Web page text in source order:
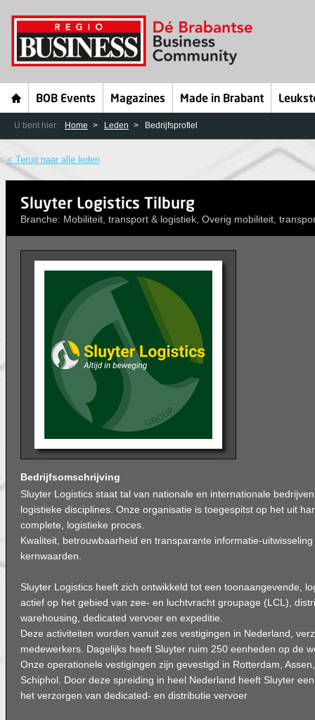
BOB Events Magazines Made in Brabant
U bent hier: Home Leden Bedrijfsprofiel
< Terug naar alle leden
Sluyter Logistics Tilburg
Branche: Mobiliteit, transport & logistiek, Overig mobiliteit,
Bedrijfsomschrijving
Sluyter Logistics staat tal van nationale en internationale
logistieke disciplines. Onze organisatie is toegespitst op het uit
complete, logistieke proces.
Kwaliteit, betrouwbaarheid en transparante informatie-
kernwaarden.
Sluyter Logistics heeft zich ontwikkeld tot een toonaangevende,
actief op het gebied van zee- en luchtvracht groupage (LCL),
warehousing, dedicated vervoer en expeditie.
Deze activiteiten worden vanuit zes vestigingen in Nederland,
medewerkers. Dagelijks heeft Sluyter ruim 250 eenheden op de
Onze operationele vestigingen zijn gevestigd in Rotterdam,
Schiphol. Door deze spreiding in heel Nederland heeft Sluyter
het verzorgen van dedicated- en distributie vervoer